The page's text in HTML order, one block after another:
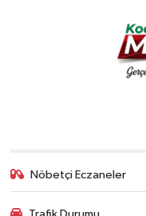
Nöbetçi Eczaneler
Trafik Durumu